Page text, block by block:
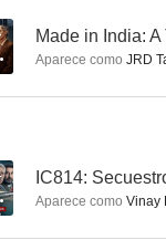
--
Made in India:
Aparece como JRD
Aparece como Vinay